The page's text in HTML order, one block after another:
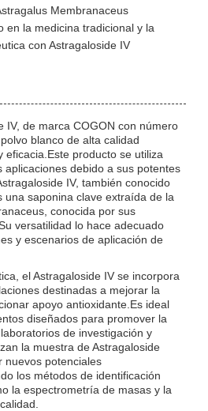
Membranaceus
en la medicina tradicional y la
con Astragaloside IV
IV, de marca COGON con número
blanco de alta calidad
eficacia.Este producto se utiliza
aplicaciones debido a sus potentes
IV, también conocido
una saponina clave extraída de la
conocida por sus
versatilidad lo hace adecuado
y escenarios de aplicación de
el Astragaloside IV se incorpora
destinadas a mejorar la
apoyo antioxidante.Es ideal
diseñados para promover la
de investigación y
la muestra de Astragaloside
nuevos potenciales
los métodos de identificación
la espectrometría de masas y la